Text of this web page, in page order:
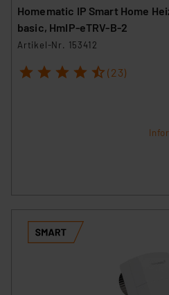
Homematic IP Smart Home
basic, HmIP-eTRV-B-2
Artikel-Nr. 153412
1 2 3 4 5 (23)